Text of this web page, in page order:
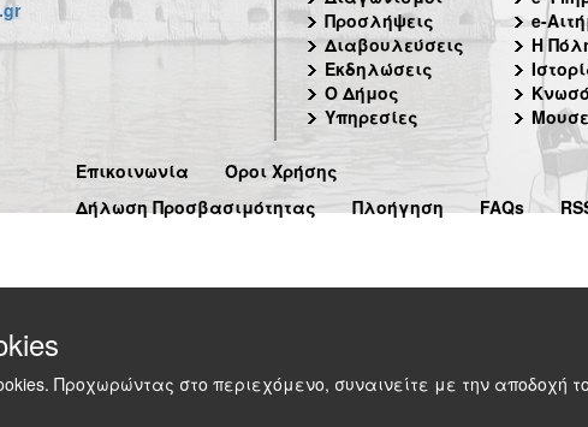
Προσλήψεις
Διαβουλεύσεις
Εκδηλώσεις
Ο Δήμος
Υπηρεσίες
e-
Η
Επικοινωνία
Όροι Χρήσης
Δήλωση Προσβασιμότητας
Πλοήγηση FAQs
Προχωρώντας στο περιεχόμενο, συναινείτε με την αποδοχή